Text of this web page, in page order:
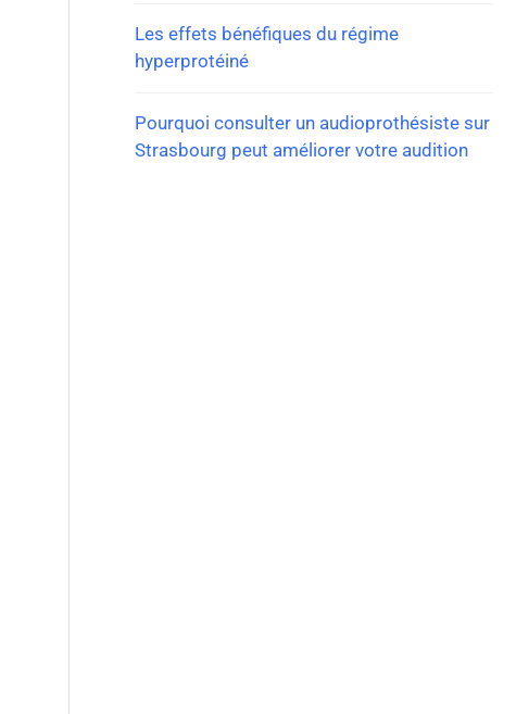
Les effets bénéfiques du régime
hyperprotéiné
Pourquoi consulter un audioprothésiste sur
Strasbourg peut améliorer votre audition